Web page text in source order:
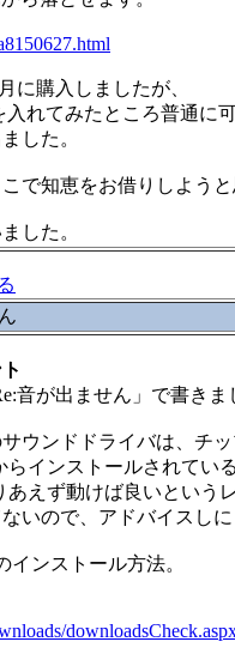
に購入しましたが、
れてみたところ普通に
した。
で知恵をお借りしようと
した。
音が出ません」で書きま
ウンドドライバは、チ
らインストールされてい
あえず動けば良いという
いので、アドバイスしに
インストール方法。